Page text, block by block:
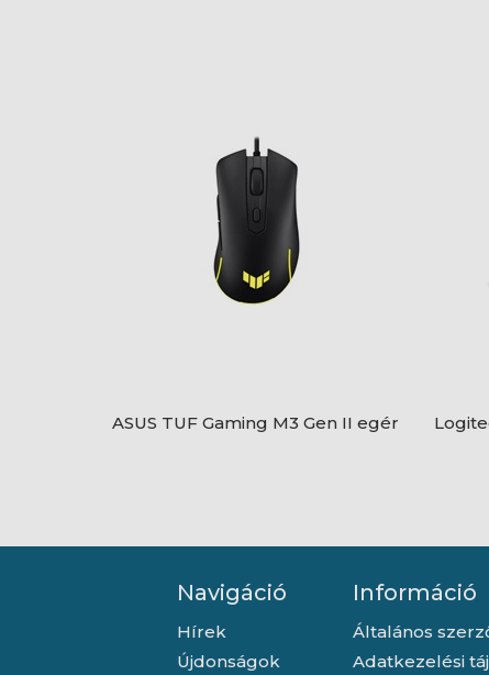
ASUS TUF Gaming M3 Gen II egér
Navigáció
Hírek
Újdonságok
Információ
Általános
Adatkezelési